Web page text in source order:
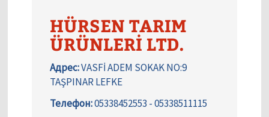
HÜRSEN TARIM
ÜRÜNLERİ LTD.
Адрес:VASFİ ADEM SOKAK NO:9
TAŞPINAR LEFKE
Телефон:05338452553 - 05338511115